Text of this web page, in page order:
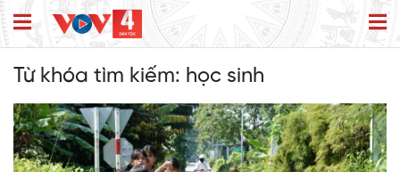
Từ khóa tìm kiếm: học sinh